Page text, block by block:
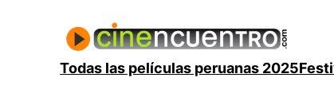
contenidoTodas las películas peruanas 2025